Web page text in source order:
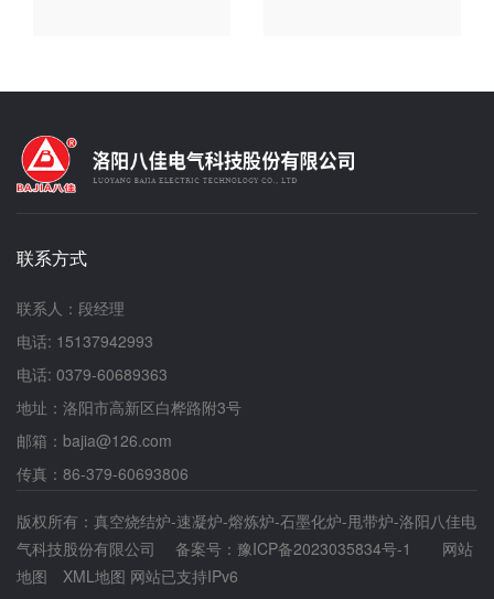
联系方式
联系人：段经理
电话: 15137942993
电话: 0379-60689363
地址：洛阳市高新区白桦路附3号
邮箱：bajia@126.com
传真：86-379-60693806
版权所有：真空烧结炉-速凝炉-熔炼炉-石墨化炉-甩带炉-洛阳八佳电
气科技股份有限公司 备案号： 豫ICP备2023035834号-1
网站
地图
XML地图 网站已支持IPv6